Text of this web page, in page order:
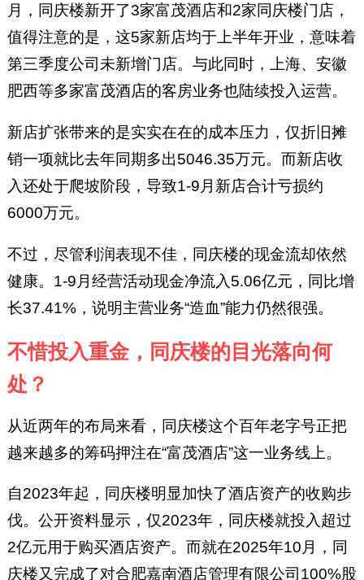
月，同庆楼新开了3家富茂酒店和2家同庆楼门店，
值得注意的是，这5家新店均于上半年开业，意味着
第三季度公司未新增门店。与此同时，上海、安徽
肥西等多家富茂酒店的客房业务也陆续投入运营。
新店扩张带来的是实实在在的成本压力，仅折旧摊
销一项就比去年同期多出5046.35万元。而新店收
入还处于爬坡阶段，导致1-9月新店合计亏损约
6000万元。
不过，尽管利润表现不佳，同庆楼的现金流却依然
健康。1-9月经营活动现金净流入5.06亿元，同比增
长37.41%，说明主营业务“造血”能力仍然很强。
不惜投入重金，同庆楼的目光落向何
处？
从近两年的布局来看，同庆楼这个百年老字号正把
越来越多的筹码押注在“富茂酒店”这一业务线上。
自2023年起，同庆楼明显加快了酒店资产的收购步
伐。公开资料显示，仅2023年，同庆楼就投入超过
2亿元用于购买酒店资产。而就在2025年10月，同
庆楼又完成了对合肥嘉南酒店管理有限公司100%股